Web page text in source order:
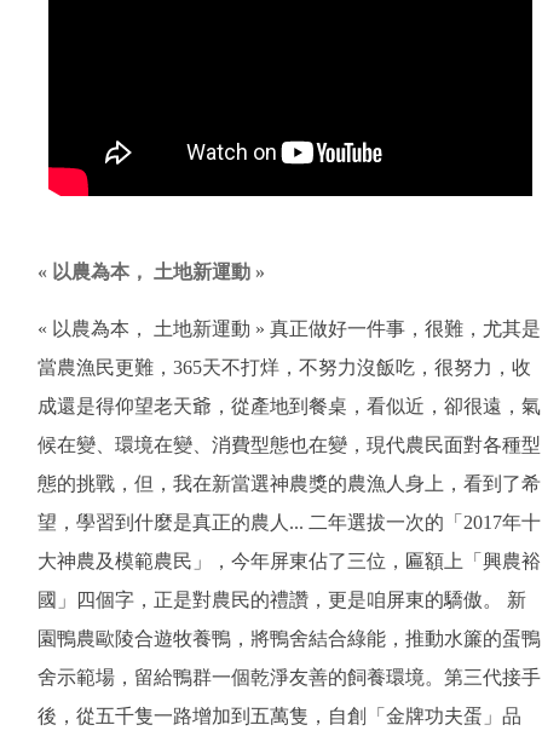
« 以農為本， 土地新運動 »
« 以農為本， 土地新運動 » 真正做好一件事，很難，尤其是
當農漁民更難，365天不打烊，不努力沒飯吃，很努力，收
成還是得仰望老天爺，從產地到餐桌，看似近，卻很遠，氣
候在變、環境在變、消費型態也在變，現代農民面對各種型
態的挑戰，但，我在新當選神農獎的農漁人身上，看到了希
望，學習到什麼是真正的農人... 二年選拔一次的「2017年十
大神農及模範農民」，今年屏東佔了三位，匾額上「興農裕
國」四個字，正是對農民的禮讚，更是咱屏東的驕傲。 新
園鴨農歐陵合遊牧養鴨，將鴨舍結合綠能，推動水簾的蛋鴨
舍示範場，留給鴨群一個乾淨友善的飼養環境。第三代接手
後，從五千隻一路增加到五萬隻，自創「金牌功夫蛋」品